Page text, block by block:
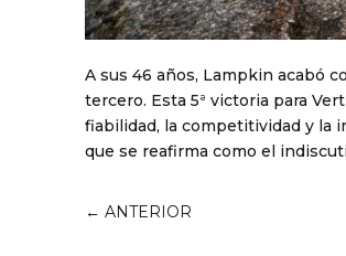
A sus 46 años, Lampkin acabó
tercero. Esta 5ª victoria para
fiabilidad, la competitividad y la
que se reafirma como el
← ANTERIOR